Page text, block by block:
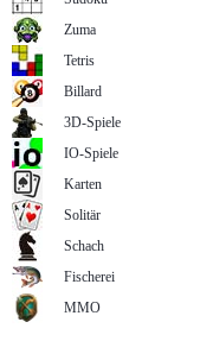
Zuma
Tetris
Billard
3D-Spiele
IO-Spiele
Karten
Solitär
Schach
Fischerei
MMO